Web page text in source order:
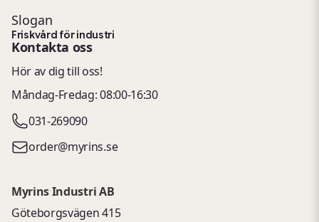
Slogan
Friskvård för industri
Kontakta oss
Hör av dig till oss!
Måndag-Fredag: 08:00-16:30
031-269090
order@myrins.se
Myrins Industri AB
Göteborgsvägen 415